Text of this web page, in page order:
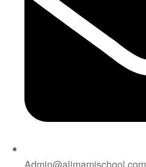
Admin@alimamischool.com